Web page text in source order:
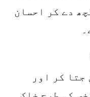
دے کر احسان
کر اور
کی طرح خاک